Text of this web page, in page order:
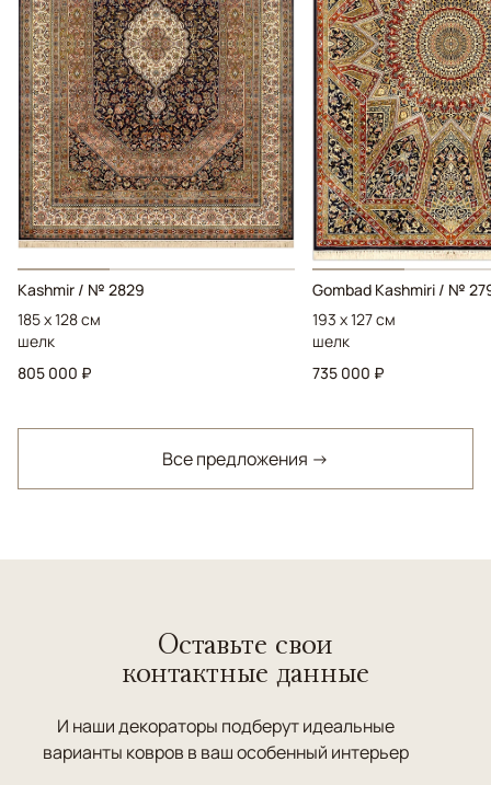
Kashmir / № 2829
185 x 128 см
шелк
805 000 ₽
Gombad Kashmiri / №
193 x 127 см
шелк
735 000 ₽
Все предложения →
Оставьте свои
контактные данные
И наши декораторы подберут идеальные
варианты ковров в ваш особенный интерьер